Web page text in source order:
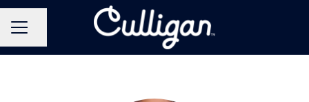
KARRIEREMENU
Del side